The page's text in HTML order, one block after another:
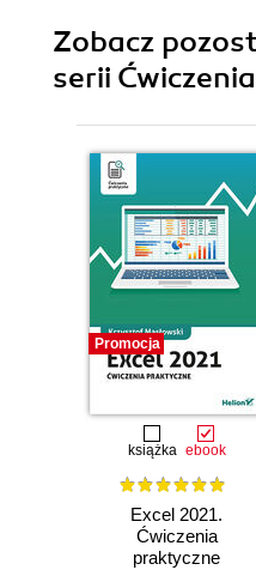
Zobacz
serii
Promocja
książka ebook
Excel 2021.
Ćwiczenia
praktyczne